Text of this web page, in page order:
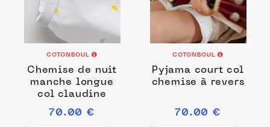
COTONBOUL
Chemise de nuit
manche longue
col claudine
70.00 €
COTONBOUL
Pyjama court col
chemise à revers
70.00 €